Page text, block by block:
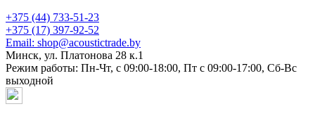
+375 (44) 733-51-23
+375 (17) 397-92-52
Email: shop@acoustictrade.by
Минск, ул. Платонова 28 к.1
Режим работы: Пн-Чт, с 09:00-18:00, Пт с 09:00-17:00, Сб-Вс
выходной